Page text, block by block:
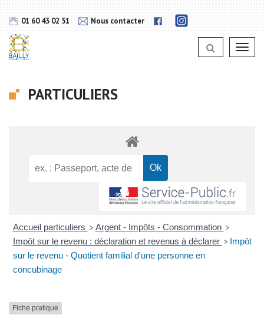
01 60 43 02 51 Nous contacter
Lien
notra
Instagram
PARTICULIERS
Accueil particuliers > Argent - Impôts - Consommation >
Impôt sur le revenu : déclaration et revenus à déclarer > Impôt
sur le revenu - Quotient familial d'une personne en
concubinage
Fiche pratique